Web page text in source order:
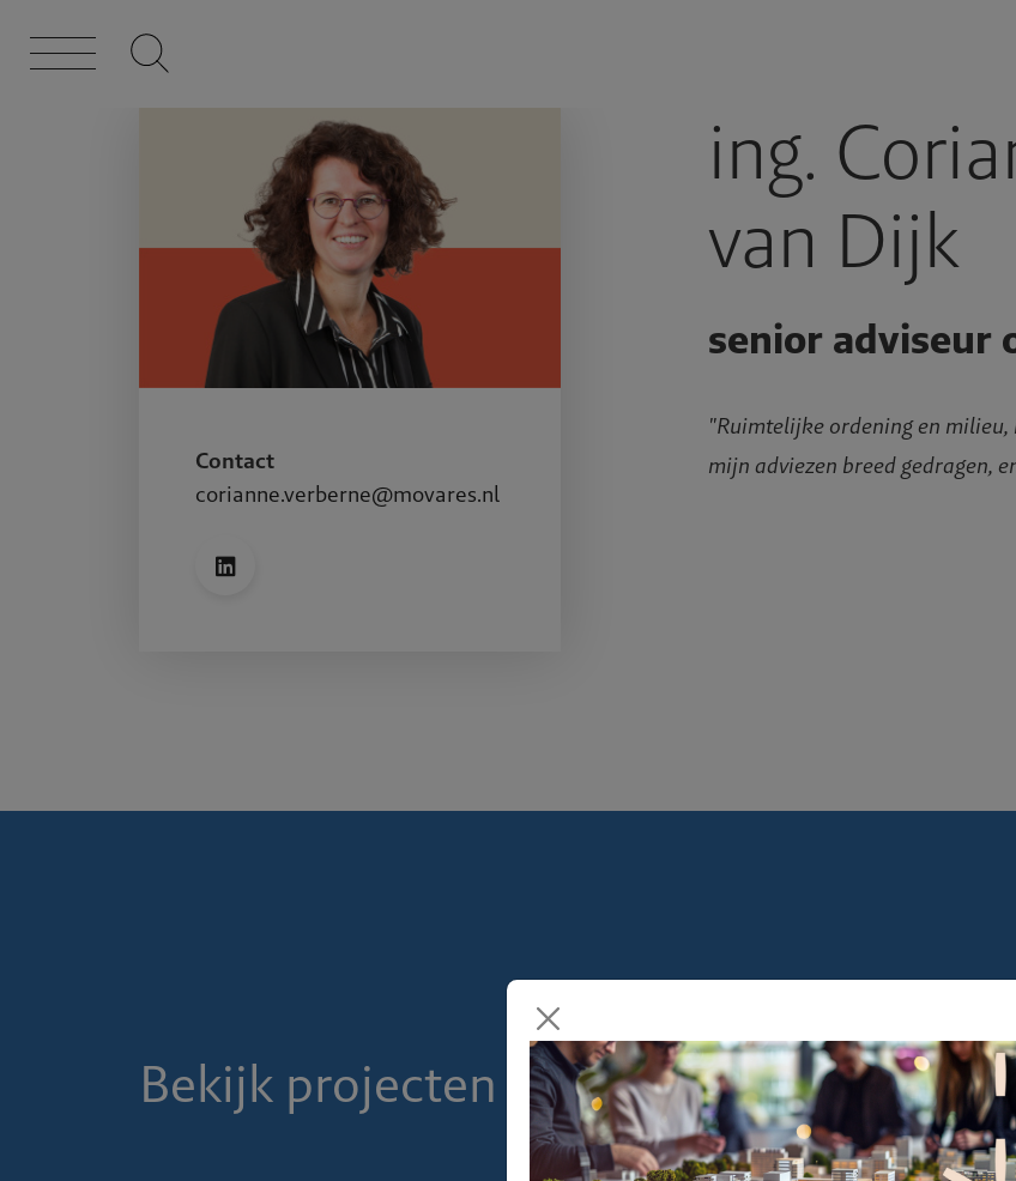
Contact
corianne.verberne@movares.nl
ing.
van Dijk
senior adviseur
"Ruimtelijke ordening en
mijn adviezen breed gedragen,
Bekijk projecten